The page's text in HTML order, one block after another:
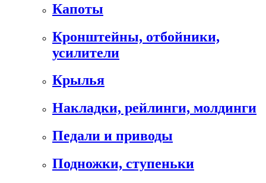
Капоты
Кронштейны, отбойники,
усилители
Крылья
Накладки, рейлинги, молдинги
Педали и приводы
Подножки, ступеньки